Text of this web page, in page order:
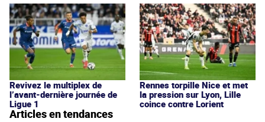
Revivez le multiplex de
l’avant-dernière journée de
Ligue 1
Rennes torpille Nice et met
la pression sur Lyon, Lille
coince contre Lorient
Articles en tendances